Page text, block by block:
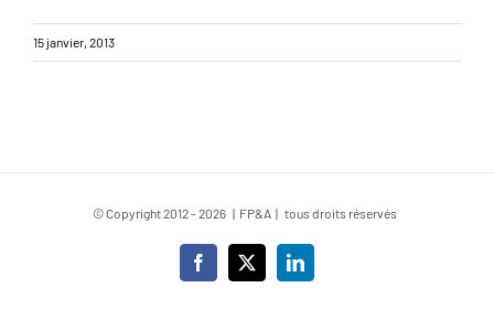
15 janvier, 2013
© Copyright 2012 -2026 | FP&A | tous droits réservés
Facebook
X LinkedIn